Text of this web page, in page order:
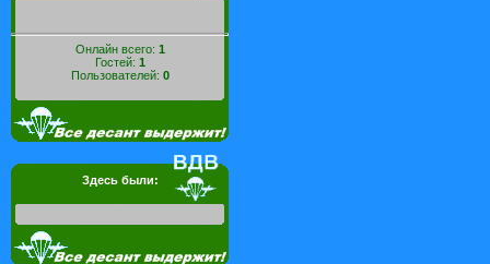
Онлайн всего: 1
Гостей: 1
Пользователей: 0
Здесь были: